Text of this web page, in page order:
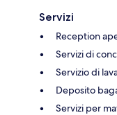
Servizi
Reception
Servizi di
Servizio di
Deposito
Servizi per